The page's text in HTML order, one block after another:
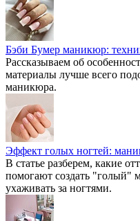
Бэби Бумер маникюр:
Рассказываем об
материалы лучше всего
маникюра.
Эффект голых ногтей:
В статье разберем, какие
помогают создать "голый"
ухаживать за ногтями.